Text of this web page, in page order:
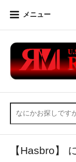
メニュー
【Hasbro】